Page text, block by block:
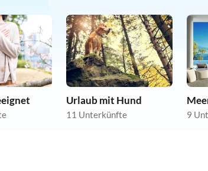
Urlaub mit Hund
11 Unterkünfte 9